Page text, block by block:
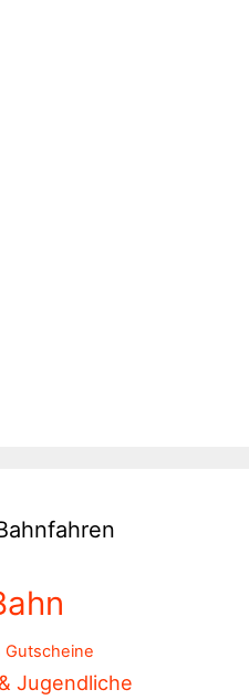
Gutscheine
Jugendliche